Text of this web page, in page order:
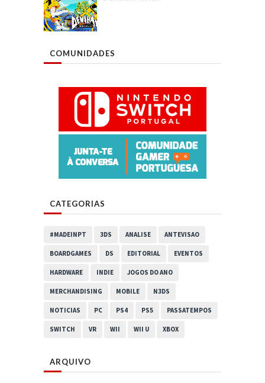
COMUNIDADES
CATEGORIAS
#MADEINPT 3DS ANALISE ANTEVISAO
BOARDGAMES DS EDITORIAL EVENTOS
HARDWARE INDIE JOGOS DO ANO
MERCHANDISING MOBILE N3DS
NOTICIAS PC PS4 PS5 PASSATEMPOS
SWITCH VR WII WII U XBOX
ARQUIVO